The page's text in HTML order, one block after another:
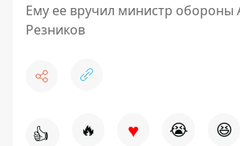
Ему ее вручил министр обороны
Резников
👍 🔥 ♥ 😭 😆